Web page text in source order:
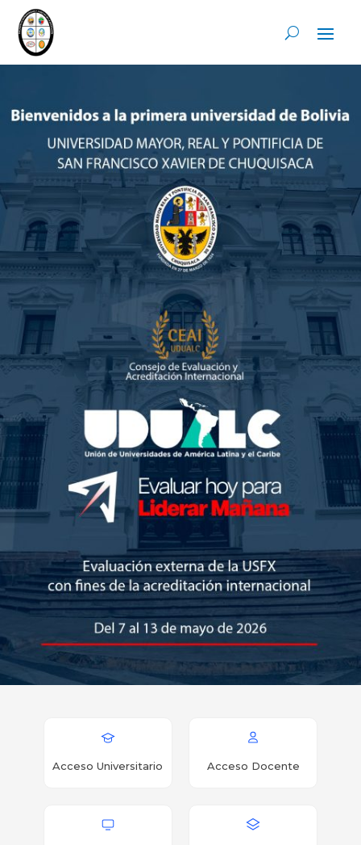
Acceso Universitario Acceso Docente